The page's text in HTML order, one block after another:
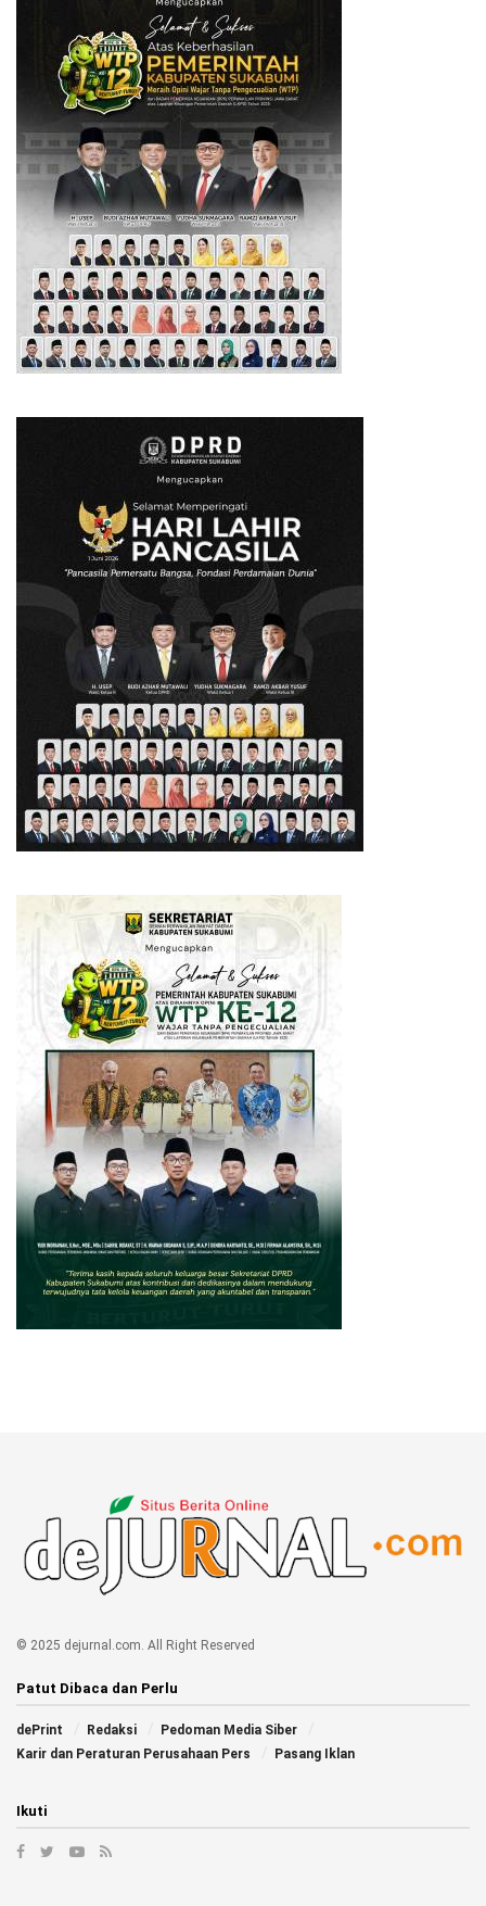
© 2025 dejurnal.com. All Right Reserved
Patut Dibaca dan Perlu
dePrint Redaksi
Pedoman Media Siber
Karir dan Peraturan Perusahaan Pers
Pasang Iklan
Ikuti